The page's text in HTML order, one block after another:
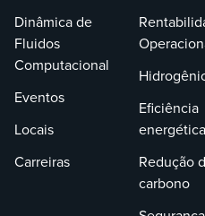
Dinâmica de
Fluidos
Computacional
Eventos
Locais
Carreiras
Eficiência
energética
Redução
carbono